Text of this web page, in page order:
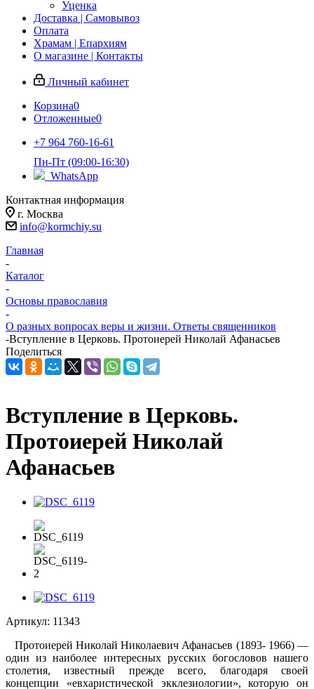
Уценка
Доставка | Самовывоз
Оплата
Храмам | Епархиям
О магазине | Контакты
Личный кабинет
Корзина0
Отложенные0
+7 964 760-16-61
Пн-Пт (09:00-16:30)
WhatsApp
Контактная информация
г. Москва
info@kormchiy.su
Главная
-
Каталог
-
Основы православия
-
О разных вопросах веры и жизни. Ответы священников
-Вступление в Церковь. Протоиерей Николай Афанасьев
Поделиться
Вступление в Церковь.
Протоиерей Николай
Афанасьев
Артикул: 11343
Протоиерей Николай Николаевич Афанасьев (1893- 1966) —
один из наиболее интересных русских богосло­вов нашего
столетия, известный прежде всего, благода­ря своей
концепции «евхаристической экклезиологии», которую он